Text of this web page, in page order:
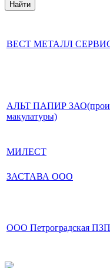
ВЕСТ МЕТАЛЛ
АЛЬТ ПАПИР
макулатуры)
МИЛЕСТ
ЗАСТАВА ООО
ООО Петроградская ПЗП